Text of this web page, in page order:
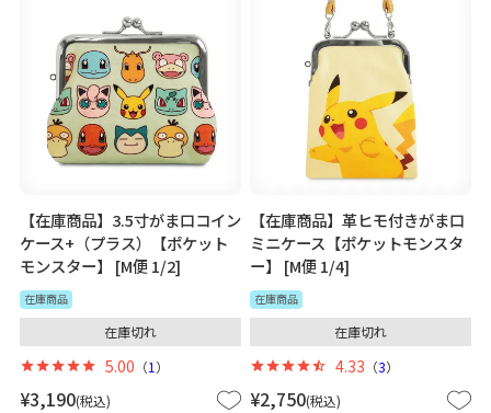
【在庫商品】3.5寸がま口コイン
ケース+（プラス）【ポケット
モンスター】 [M便 1/2]
在庫商品
¥3,190 税込
在庫切れ
5.00 （1 ）
【在庫商品】革ヒモ付きがま口
ミニケース【ポケットモンスタ
ー】 [M便 1/4]
在庫商品
¥2,750 税込
在庫切れ
4.33 （3）